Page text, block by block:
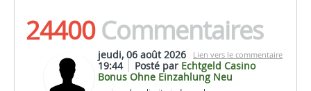
24400Commentaires
Lien vers le commentaire
jeudi, 06 août 2026
19:44
Posté par Echtgeld Casino
Bonus Ohne Einzahlung Neu